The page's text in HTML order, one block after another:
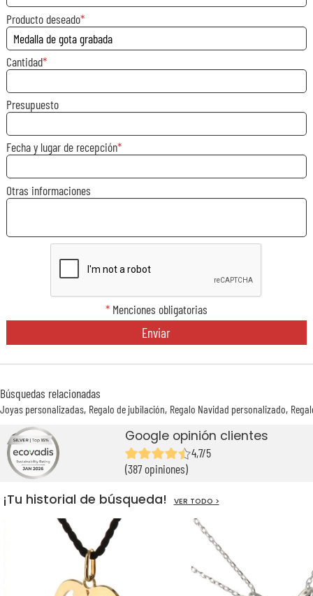
Producto deseado
Cantidad
Presupuesto
Fecha y lugar de recepción
Otras informaciones
*Menciones obligatorias
Enviar
Búsquedas relacionadas
Joyas personalizadas Regalo de jubilación Regalo Navidad personalizado
Google opinión clientes
4,7/5
(387 opiniones)
¡Tu historial de búsqueda! VER TODO >